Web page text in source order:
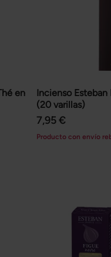
en
Incienso
(20 varillas)
7,95 €
Producto con envío